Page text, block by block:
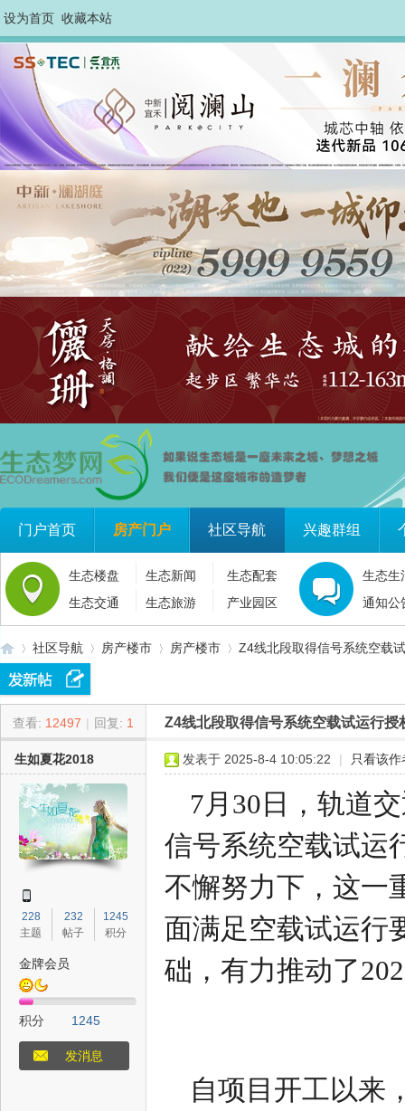
设为首页 收藏本站
门户首页 房产门户 社区导航 兴趣群组
生态楼盘 生态新闻
生态配套
生态交通
生态旅游 产业园区
生态生
通知公
»
社区导航 房产楼市 房产楼市
›
Z4线北段取得信号系统空载
查看: 12497 | 回复: 1 Z4线北段取得信号系统空载试运行
生如夏花2018
228
主题
232
帖子
1245
积分
金牌会员
积分 1245
发消息
发表于 2025-8-4 10:05:22 | 只看该作
7月30日，轨道
信号系统空载试运
不懈努力下，这一
面满足空载试运行
础，有力推动了
自项目开工以来